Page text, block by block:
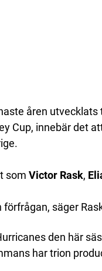
åren
Cup, innebär det
som Victor Rask,
säger
den här
har trion